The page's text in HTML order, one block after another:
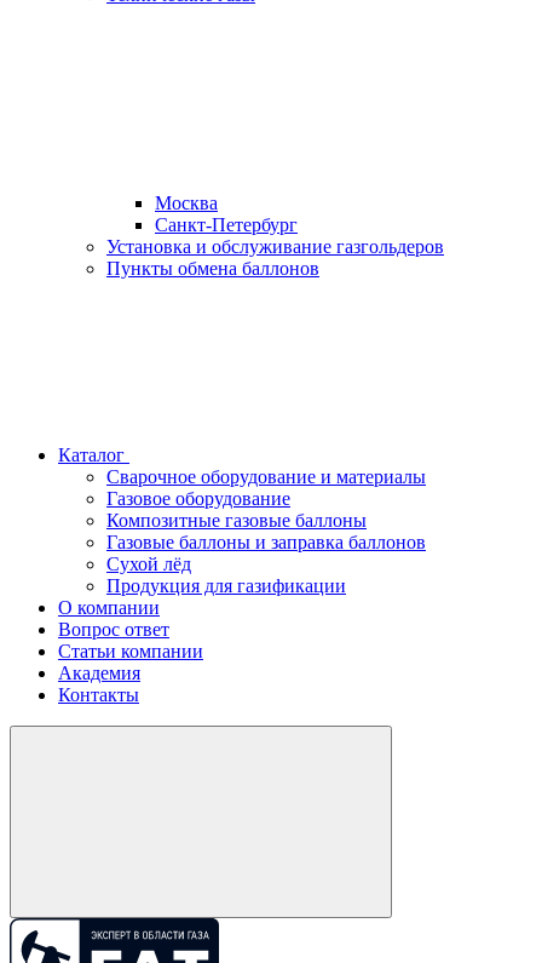
Москва
Санкт-Петербург
Установка и обслуживание газгольдеров
Пункты обмена баллонов
Каталог
Сварочное оборудование и материалы
Газовое оборудование
Композитные газовые баллоны
Газовые баллоны и заправка баллонов
Сухой лёд
Продукция для газификации
О компании
Вопрос ответ
Статьи компании
Академия
Контакты